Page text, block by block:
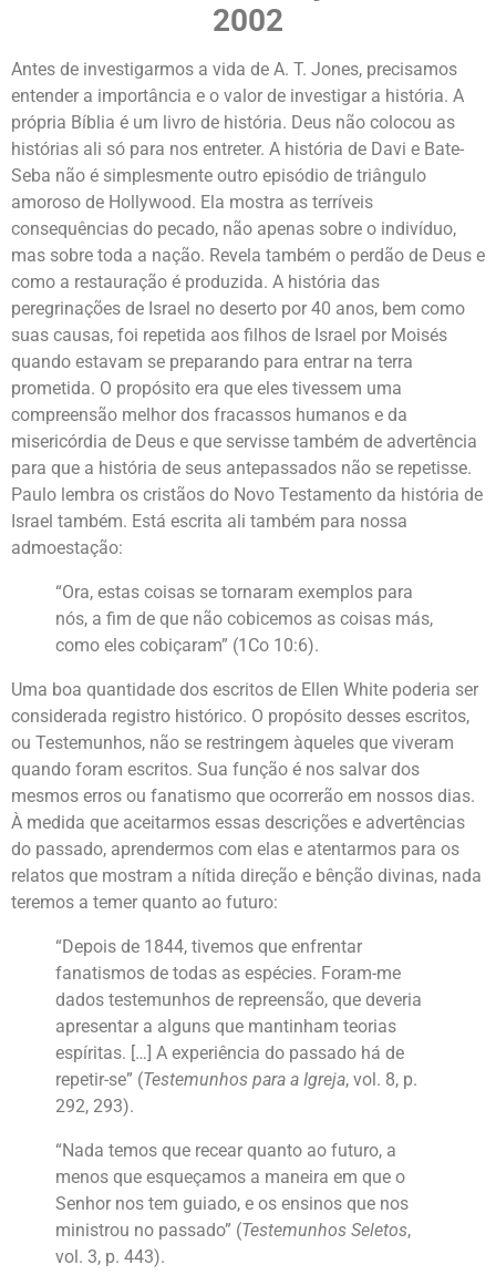
2002
Antes de investigarmos a vida de A. T. Jones, precisamos
entender a importância e o valor de investigar a história. A
própria Bíblia é um livro de história. Deus não colocou as
histórias ali só para nos entreter. A história de Davi e Bate-
Seba não é simplesmente outro episódio de triângulo
amoroso de Hollywood. Ela mostra as terríveis
consequências do pecado, não apenas sobre o indivíduo,
mas sobre toda a nação. Revela também o perdão de Deus e
como a restauração é produzida. A história das
peregrinações de Israel no deserto por 40 anos, bem como
suas causas, foi repetida aos filhos de Israel por Moisés
quando estavam se preparando para entrar na terra
prometida. O propósito era que eles tivessem uma
compreensão melhor dos fracassos humanos e da
misericórdia de Deus e que servisse também de advertência
para que a história de seus antepassados não se repetisse.
Paulo lembra os cristãos do Novo Testamento da história de
Israel também. Está escrita ali também para nossa
admoestação:
“Ora, estas coisas se tornaram exemplos para
nós, a fim de que não cobicemos as coisas más,
como eles cobiçaram” (1Co 10:6).
Uma boa quantidade dos escritos de Ellen White poderia ser
considerada registro histórico. O propósito desses escritos,
ou Testemunhos, não se restringem àqueles que viveram
quando foram escritos. Sua função é nos salvar dos
mesmos erros ou fanatismo que ocorrerão em nossos dias.
À medida que aceitarmos essas descrições e advertências
do passado, aprendermos com elas e atentarmos para os
relatos que mostram a nítida direção e bênção divinas, nada
teremos a temer quanto ao futuro:
“Depois de 1844, tivemos que enfrentar
fanatismos de todas as espécies. Foram-me
dados testemunhos de repreensão, que deveria
apresentar a alguns que mantinham teorias
espíritas. […] A experiência do passado há de
repetir-se” (Testemunhos para a Igreja, vol. 8, p.
292, 293).
“Nada temos que recear quanto ao futuro, a
menos que esqueçamos a maneira em que o
Senhor nos tem guiado, e os ensinos que nos
ministrou no passado” (Testemunhos Seletos,
vol. 3, p. 443).